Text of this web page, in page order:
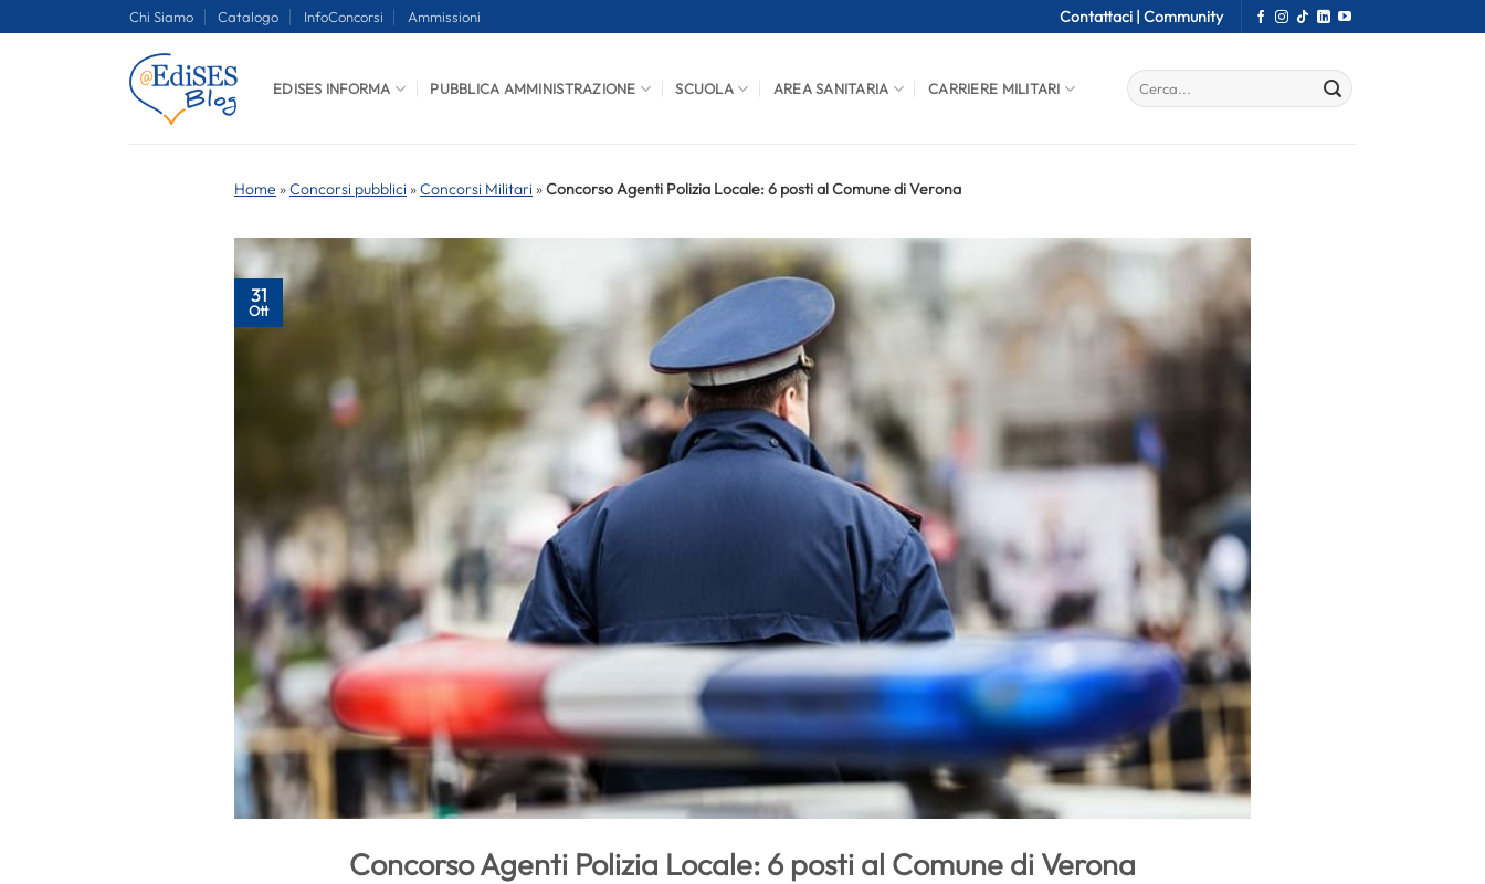
Chi Siamo Catalogo InfoConcorsi Ammissioni Contattaci | Community
EDISES INFORMA PUBBLICA AMMINISTRAZIONE SCUOLA AREA SANITARIA CARRIERE MILITARI
Home »Concorsi pubblici »Concorsi Militari »Concorso Agenti Polizia Locale: 6 posti al Comune di Verona
31
Ott
Concorso Agenti Polizia Locale: 6 posti al Comune di Verona